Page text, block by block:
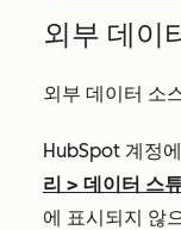
외부 데이
외부 데이터 소
HubSpot 계정
리 > 데이터 스
에 표시되지 않